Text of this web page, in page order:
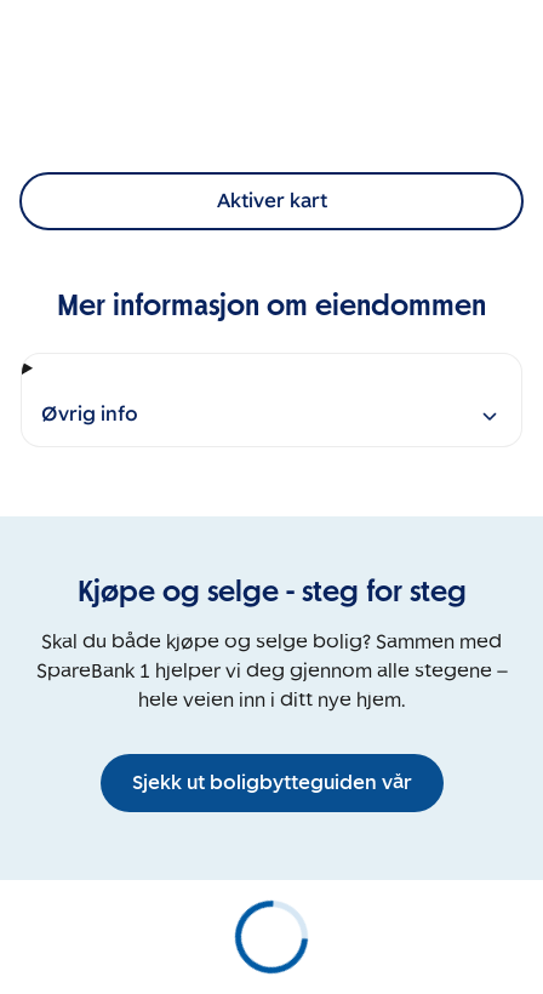
Aktiver kart
Mer informasjon om eiendommen
Øvrig info
Kjøpe og selge - steg for steg
Skal du både kjøpe og selge bolig? Sammen med
SpareBank 1 hjelper vi deg gjennom alle stegene –
hele veien inn i ditt nye hjem.
Sjekk ut boligbytteguiden vår